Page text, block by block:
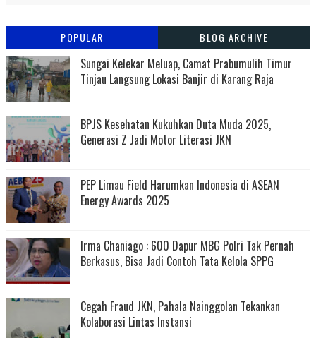
POPULAR BLOG ARCHIVE
Sungai Kelekar Meluap, Camat Prabumulih Timur
Tinjau Langsung Lokasi Banjir di Karang Raja
BPJS Kesehatan Kukuhkan Duta Muda 2025,
Generasi Z Jadi Motor Literasi JKN
PEP Limau Field Harumkan Indonesia di ASEAN
Energy Awards 2025
Irma Chaniago : 600 Dapur MBG Polri Tak Pernah
Berkasus, Bisa Jadi Contoh Tata Kelola SPPG
Cegah Fraud JKN, Pahala Nainggolan Tekankan
Kolaborasi Lintas Instansi